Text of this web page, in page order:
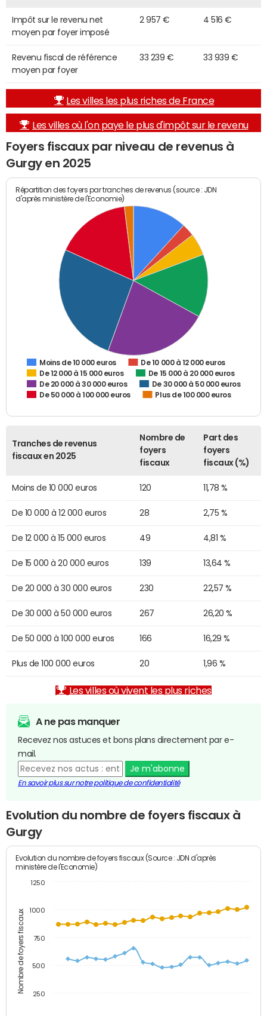
Impôt sur le revenu net
moyen par foyer imposé
2 957 € 4 516 €
Revenu fiscal de référence
moyen par foyer
33 239 € 33 939 €
Les villes les plus riches de France
Les villes où l'on paye le plus d'impôt sur le revenu
Foyers fiscaux par niveau de revenus à
Gurgy en 2025
Répartition des foyers par tranches de revenus (source : JDN
d'après ministère de l'Economie)
Moins de 10 000 euros
De 10 000 à 12 000 euros
De 12 000 à 15 000 euros
De 15 000 à 20 000 euros
De 20 000 à 30 000 euros
De 30 000 à 50 000 euros
De 50 000 à 100 000 euros
Plus de 100 000 euros
Tranches de revenus
fiscaux en 2025
Nombre de
foyers
fiscaux
Part des
foyers
fiscaux (%)
Moins de 10 000 euros 120 11,78 %
De 10 000 à 12 000 euros 28 2,75 %
De 12 000 à 15 000 euros 49 4,81 %
De 15 000 à 20 000 euros 139 13,64 %
De 20 000 à 30 000 euros 230 22,57 %
De 30 000 à 50 000 euros 267 26,20 %
De 50 000 à 100 000 euros 166 16,29 %
Plus de 100 000 euros 20 1,96 %
Les villes où vivent les plus riches
A ne pas manquer
Recevez nos astuces et bons plans directement par e-
mail.
Je m'abonne
En savoir plus sur notre politique de confidentialité
Evolution du nombre de foyers fiscaux à
Gurgy
Nombre de foyers fiscaux
Evolution du nombre de foyers fiscaux (Source : JDN d'après
ministère de l'Economie)
250
500
750
1000
1250